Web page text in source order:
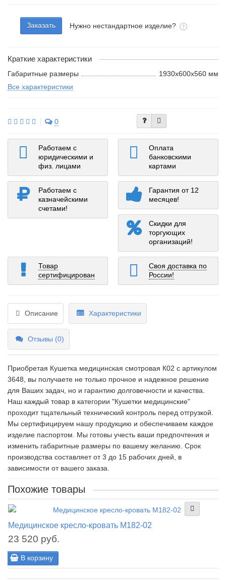
Заказать Нужно нестандартное изделие?
Краткие характеристики
Габаритные размеры
1930х600х560 мм
Все характеристики
0
Работаем с
юридическими и
физ. лицами
Оплата
банковскими
картами
Работаем с
казначейскими
счетами!
Гарантия от 12
месяцев!
Скидки для
торгующих
организаций!
Товар
сертифицирован
Своя доставка по
России!
Описание Характеристики
Отзывы (0)
Приобретая Кушетка медицинская смотровая К02 c артикулом
3648, вы получаете не только прочное и надежное решение
для Ваших задач, но и гарантию долговечности и качества.
Наш каждый товар в категории "Кушетки медицинские"
проходит тщательный технический контроль перед отгрузкой.
Мы сертифицируем нашу продукцию и обеспечиваем каждое
изделие паспортом. Мы готовы учесть ваши предпочтения и
изменить габаритные размеры по вашему желанию. Срок
производства составляет от 3 до 15 рабочих дней, в
зависимости от вашего заказа.
Похожие товары
Медицинское кресло-кровать М182-02
23 520 руб.
В корзину